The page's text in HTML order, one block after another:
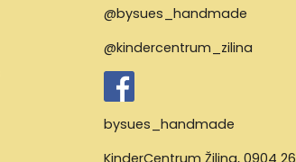
@bysues_handmade
@kindercentrum_zilina
bysues_handmade
KinderCentrum Žilina,0904